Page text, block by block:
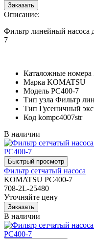
Описание:
Фильтр линейный насоса
7
Каталожные номера
Марка KOMATSU
Модель PC400-7
Тип узла Фильтр
Тип Гусеничный
Код kompc4007str
В наличии
Фильтр сетчатый насоса
KOMATSU PC400-7
708-2L-25480
Уточняйте цену
В наличии